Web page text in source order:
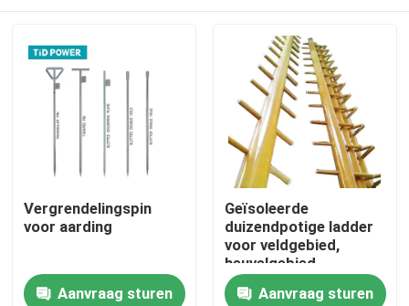
Thuis
Producten
Vergrendelingspin
voor aarding
Aanvraag sturen
Geïsoleerde
duizendpotige ladder
voor veldgebied,
heuvelgebied,
grasgebied, enz.
Aanvraag sturen